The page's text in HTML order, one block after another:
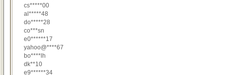
cs*****00
al*****48
do*****28
co***sn
e0******17
yahoo@****67
bo****lh
dk**10
e9******34